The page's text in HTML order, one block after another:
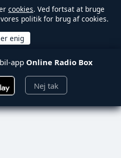
cookies. Ved fortsat at bruge
politik for brug af cookies.
app Online Radio Box
Nej tak